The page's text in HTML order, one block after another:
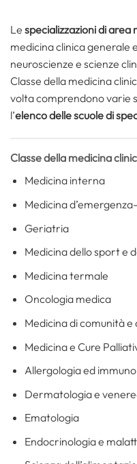
Le specializzazioni di area
medicina clinica generale
neuroscienze e scienze
Classe della medicina
volta comprendono varie
l’elenco delle scuole di
Classe della medicina
Medicina interna
Medicina
Geriatria
Medicina dello sport e
Medicina termale
Oncologia medica
Medicina di comunità
Medicina e Cure
Allergologia ed
Dermatologia e
Ematologia
Endocrinologia e